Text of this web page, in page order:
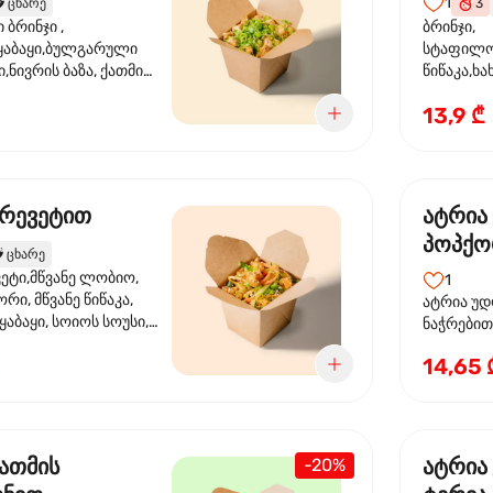
ცხარე
,
ბაზა, ქათმის
ხახვი,სეზამის
3
ბრინჯი,
სოუსი,
13,9 ₾
ცხარე
ლობიო,
მწვანე წიწაკა,
სოიოს სოუსი,
სოუსი, მწვანე ხახვი,
ატრია
სოსუით
1
ატრია
ნაჭრებით,
ნიორი)
14,65
-20%